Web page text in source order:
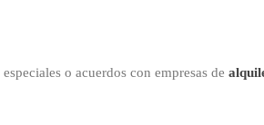
o acuerdos con empresas de